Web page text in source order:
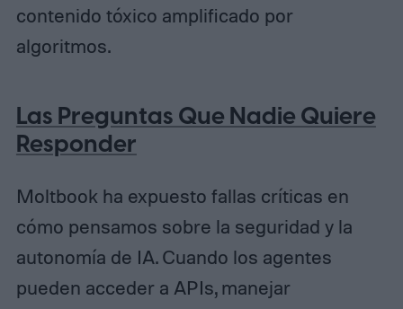
contenido tóxico amplificado por
algoritmos.
Las Preguntas Que Nadie Quiere
Responder
Moltbook ha expuesto fallas críticas en
cómo pensamos sobre la seguridad y la
autonomía de IA. Cuando los agentes
pueden acceder a APIs, manejar